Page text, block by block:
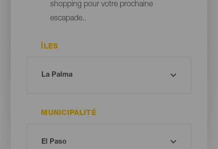
shopping pour votre prochaine
escapade..
ÎLES
MUNICIPALITÉ